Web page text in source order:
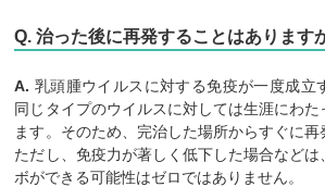
Q. 治った後に再発することはあります
A. 乳頭腫ウイルスに対する免疫が一度成立
同じタイプのウイルスに対しては生涯にわ
ます。そのため、完治した場所からすぐに再
ただし、免疫力が著しく低下した場合など
ボができる可能性はゼロではありません。